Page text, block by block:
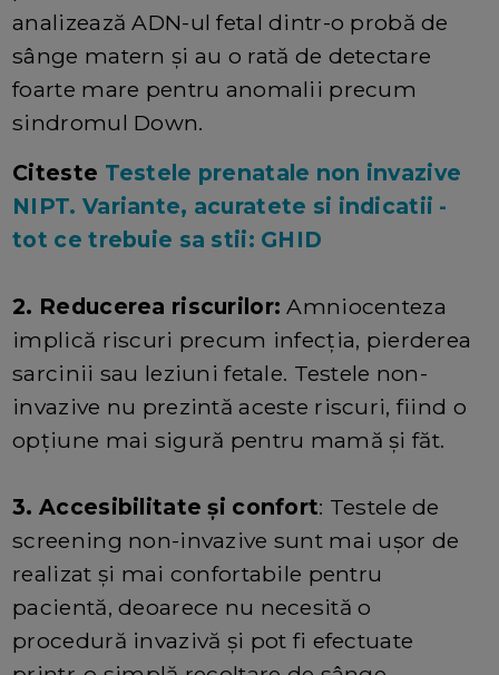
analizează ADN-ul fetal dintr-o probă de
sânge matern și au o rată de detectare
foarte mare pentru anomalii precum
sindromul Down.
Citeste Testele prenatale non invazive
NIPT. Variante, acuratete si indicatii -
tot ce trebuie sa stii: GHID
2. Reducerea riscurilor:Amniocenteza
implică riscuri precum infecția, pierderea
sarcinii sau leziuni fetale. Testele non-
invazive nu prezintă aceste riscuri, fiind o
opțiune mai sigură pentru mamă și făt.
3. Accesibilitate și confort: Testele de
screening non-invazive sunt mai ușor de
realizat și mai confortabile pentru
pacientă, deoarece nu necesită o
procedură invazivă și pot fi efectuate